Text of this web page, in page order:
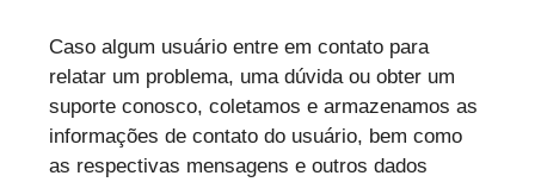
Caso algum usuário entre em contato para
relatar um problema, uma dúvida ou obter um
suporte conosco, coletamos e armazenamos as
informações de contato do usuário, bem como
as respectivas mensagens e outros dados